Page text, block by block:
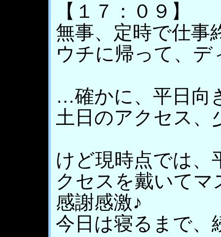
【１７：０９】
無事、定時で仕事
ウチに帰って、
…確かに、平日向
土日のアクセス、
けど現時点では、
クセスを戴いてマ
感謝感激♪
今日は寝るまで、